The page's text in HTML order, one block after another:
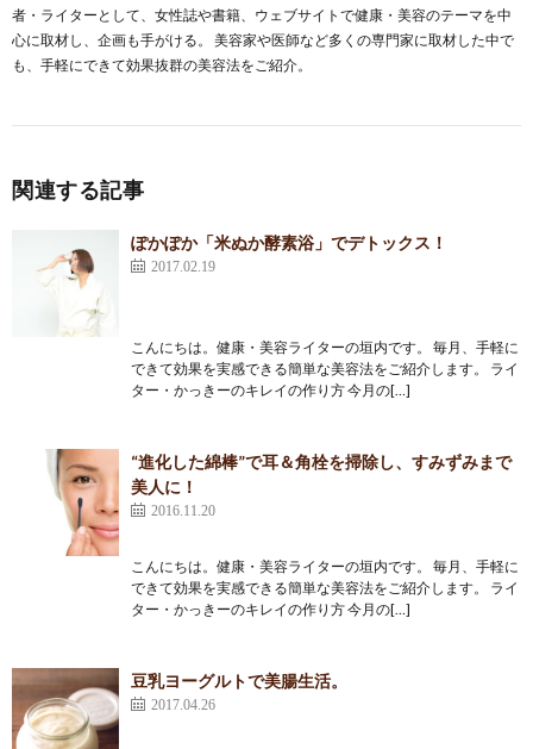
者・ライターとして、女性誌や書籍、ウェブサイトで健康・美容のテーマを中
心に取材し、企画も手がける。 美容家や医師など多くの専門家に取材した中で
も、手軽にできて効果抜群の美容法をご紹介。
関連する記事
ぽかぽか「米ぬか酵素浴」でデトックス！
2017.02.19
こんにちは。健康・美容ライターの垣内です。 毎月、手軽に
できて効果を実感できる簡単な美容法をご紹介します。 ライ
ター・かっきーのキレイの作り方 今月の[…]
“進化した綿棒”で耳＆角栓を掃除し、すみずみまで
美人に！
2016.11.20
こんにちは。健康・美容ライターの垣内です。 毎月、手軽に
できて効果を実感できる簡単な美容法をご紹介します。 ライ
ター・かっきーのキレイの作り方 今月の[…]
豆乳ヨーグルトで美腸生活。
2017.04.26